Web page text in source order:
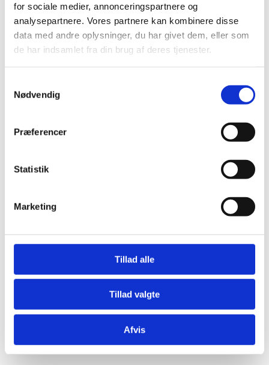
for sociale medier, annonceringspartnere og
analysepartnere. Vores partnere kan kombinere disse
data med andre oplysninger, du har givet dem, eller som
de har indsamlet fra din brug af deres tjenester.
Nødvendig
Præferencer
Statistik
Marketing
Tillad alle
Tillad valgte
Afvis
Krystaller